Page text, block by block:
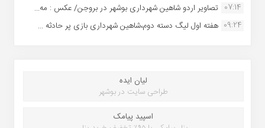
07:14 تصاویر اردو شاهین شهرداری بوشهر در بروجن/ عکس : مه...
09:24 هفته اول لیگ دسته دوم،شاهین شهرداری بازی پر حادثه ...
لیان ایده
طراحی سایت در بوشهر
اسپید پیامک